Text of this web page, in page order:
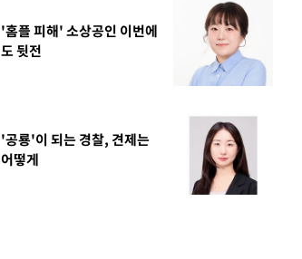
장동혁 "李 대
하다"
'홈플 피해' 소상공인 이번에
도 뒷전
'공룡'이 되는 경찰, 견제는
어떻게